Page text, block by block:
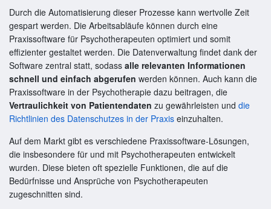
Durch die Automatisierung dieser Prozesse kann wertvolle Zeit
gespart werden. Die Arbeitsabläufe können durch eine
Praxissoftware für Psychotherapeuten optimiert und somit
effizienter gestaltet werden. Die Datenverwaltung findet dank der
Software zentral statt, sodass alle relevanten Informationen
schnell und einfach abgerufen werden können. Auch kann die
Praxissoftware in der Psychotherapie dazu beitragen, die
Vertraulichkeit von Patientendaten zu gewährleisten und die
Richtlinien des Datenschutzes in der Praxis einzuhalten.
Auf dem Markt gibt es verschiedene Praxissoftware-Lösungen,
die insbesondere für und mit Psychotherapeuten entwickelt
wurden. Diese bieten oft spezielle Funktionen, die auf die
Bedürfnisse und Ansprüche von Psychotherapeuten
zugeschnitten sind.